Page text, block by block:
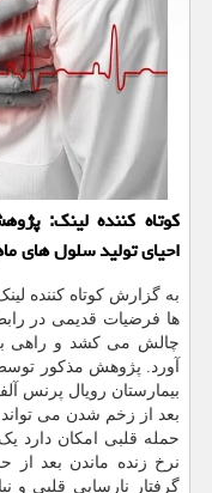
کوتاه کننده لینک:
احیای تولید سلول های
به گزارش کوتاه کننده
ها فرضیات قدیمی در
چالش می کشد و راهی
آورد. پژوهش مذکور توسط
بیمارستان رویال پرنس
بعد از زخم شدن می تواند
حمله قلبی امکان دارد
نرخ زنده ماندن بعد از
گرفتار نارسایی قلبی و